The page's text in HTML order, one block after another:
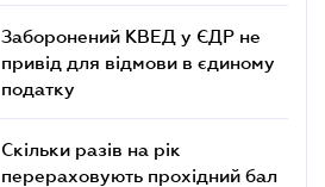
Заборонений КВЕД у ЄДР не
привід для відмови в єдиному
податку
Скільки разів на рік
перераховують прохідний бал